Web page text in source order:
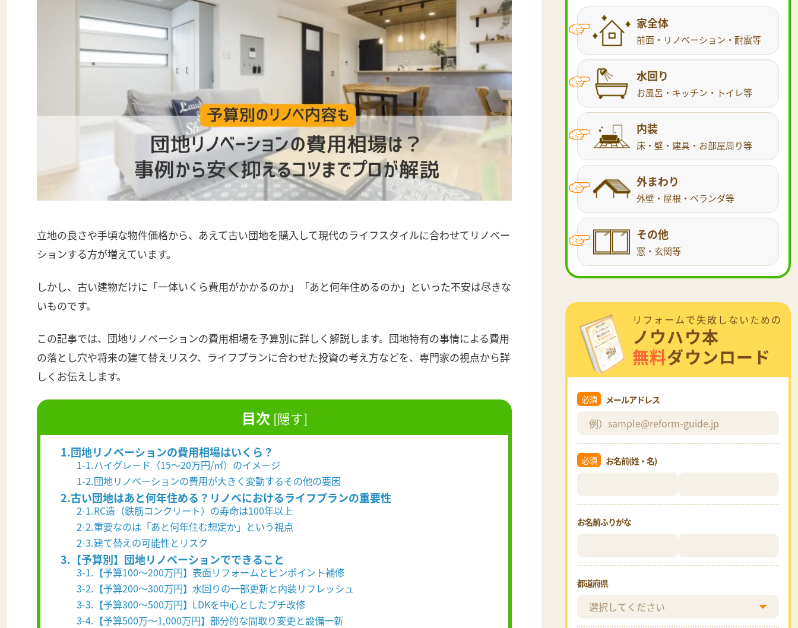
立地の良さや手頃な物件価格から、あえて古い団地を購入して現代のライフスタイルに合わせてリノベー
ションする方が増えています。
しかし、古い建物だけに「一体いくら費用がかかるのか」「あと何年住めるのか」といった不安は尽きな
いものです。
この記事では、団地リノベーションの費用相場を予算別に詳しく解説します。団地特有の事情による費用
の落とし穴や将来の建て替えリスク、ライフプランに合わせた投資の考え方などを、専門家の視点から詳
しくお伝えします。
目次 [隠す]
1.団地リノベーションの費用相場はいくら？
1-1.ハイグレード（15～20万円/㎡）のイメージ
1-2.団地リノベーションの費用が大きく変動するその他の要因
2.古い団地はあと何年住める？リノベにおけるライフプランの重要性
2-1.RC造（鉄筋コンクリート）の寿命は100年以上
2-2.重要なのは「あと何年住む想定か」という視点
2-3.建て替えの可能性とリスク
3.【予算別】団地リノベーションでできること
3-1.【予算100～200万円】表面リフォームとピンポイント補修
3-2.【予算200～300万円】水回りの一部更新と内装リフレッシュ
3-3.【予算300～500万円】LDKを中心としたプチ改修
3-4.【予算500万〜1,000万円】部分的な間取り変更と設備一新
家全体
前面・リノベーション・耐震等
水回り
お風呂・キッチン・トイレ等
内装
床・壁・建具・お部屋周り等
外まわり
外壁・屋根・ベランダ等
その他
窓・玄関等
リフォームで失敗しないための
ノウハウ本
無料ダウンロード
必須 メールアドレス
必須 お名前(姓・名)
お名前ふりがな
都道府県